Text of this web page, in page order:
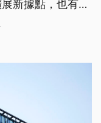
新據點，也有中